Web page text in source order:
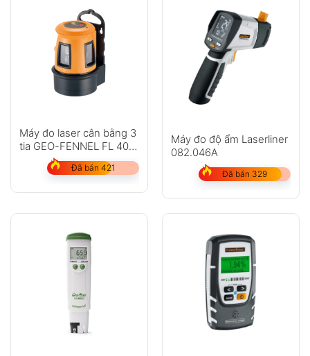
Máy đo laser cân bằng 3
tia GEO-FENNEL FL 40-
3 Liner HP
Đã bán 421
Máy đo độ ẩm Laserliner
082.046A
Đã bán 329